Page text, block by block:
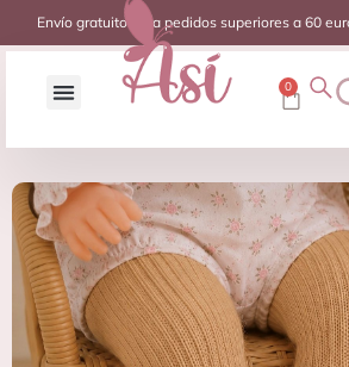
Envío gratuito para pedidos superiores a 60
0